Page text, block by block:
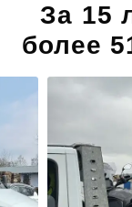
За 15
более